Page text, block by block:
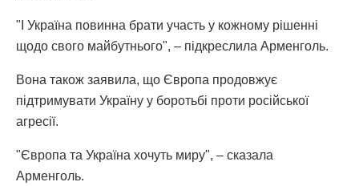
"І Україна повинна брати участь у кожному рішенні
щодо свого майбутнього", – підкреслила Арменголь.
Вона також заявила, що Європа продовжує
підтримувати Україну у боротьбі проти російської
агресії.
"Європа та Україна хочуть миру", – сказала
Арменголь.